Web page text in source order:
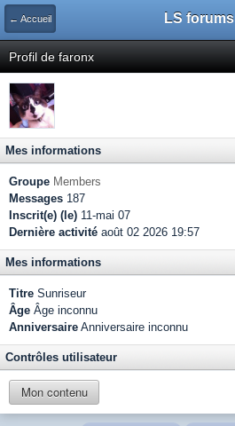
← Accueil LS forums
Profil de faronx
Mes informations
Groupe Members
Messages 187
Inscrit(e) (le) 11-mai 07
Dernière activité août 02 2026 19:57
Mes informations
Titre Sunriseur
Âge Âge inconnu
Anniversaire Anniversaire inconnu
Contrôles utilisateur
Mon contenu